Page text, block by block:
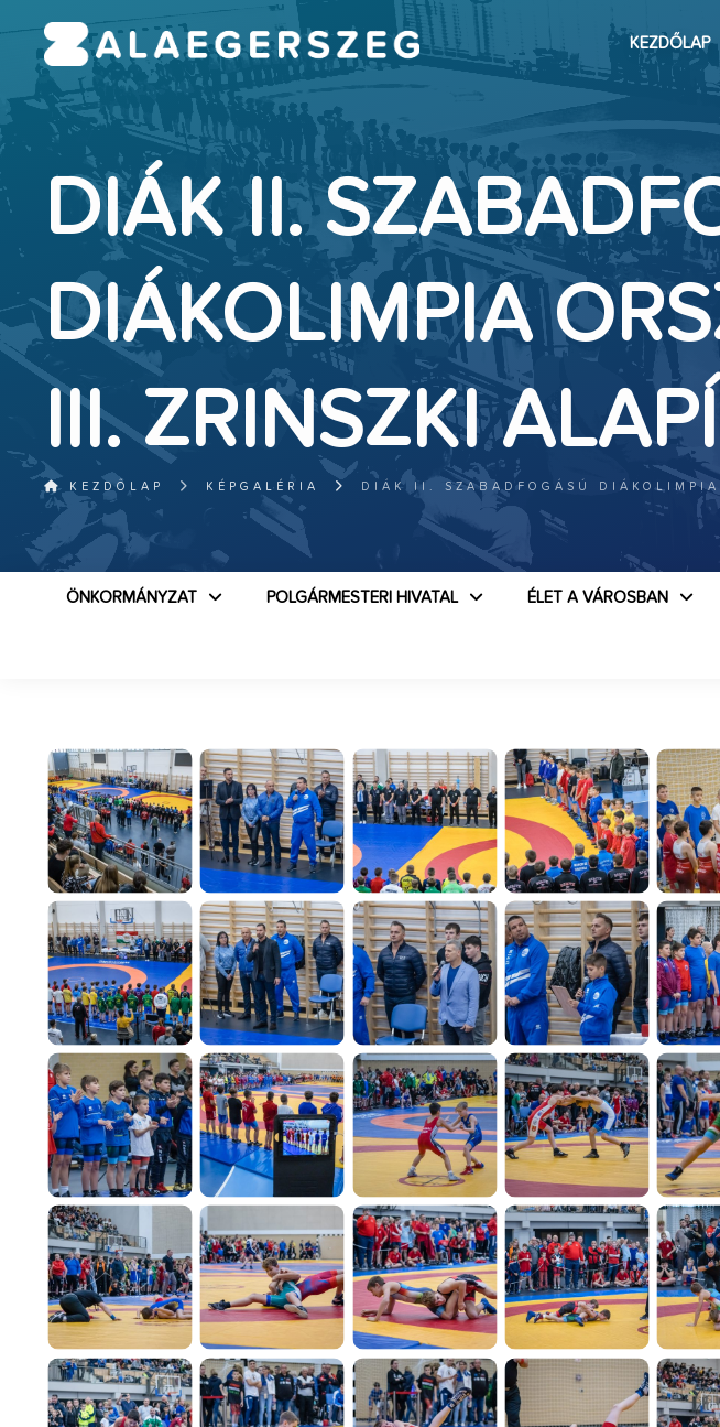
KEZDŐLAP
DIÁK II.
DIÁKOLIMPIA
III. ZRINSZKI
KEZDŐLAP KÉPGALÉRIA DIÁK II. SZABADFOGÁSÚ
ÖNKORMÁNYZAT POLGÁRMESTERI HIVATAL ÉLET A VÁROSBAN